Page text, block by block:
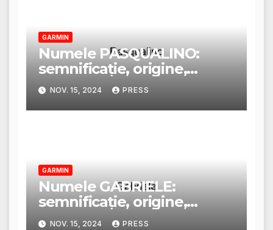
GARMIN
Numele PASQUALINO:
semnificație, origine,
trăsături și personalitate
NOV. 15, 2024 PRESS
GARMIN
Numele GABRIELE:
semnificație, origine,
trăsături și personalitate
NOV. 15, 2024 PRESS